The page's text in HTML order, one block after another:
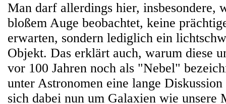
Man darf allerdings hier, insbesondere,
bloßem Auge beobachtet, keine
erwarten, sondern lediglich ein
Objekt. Das erklärt auch, warum diese
vor 100 Jahren noch als "Nebel"
unter Astronomen eine lange
sich dabei nun um Galaxien wie unsere